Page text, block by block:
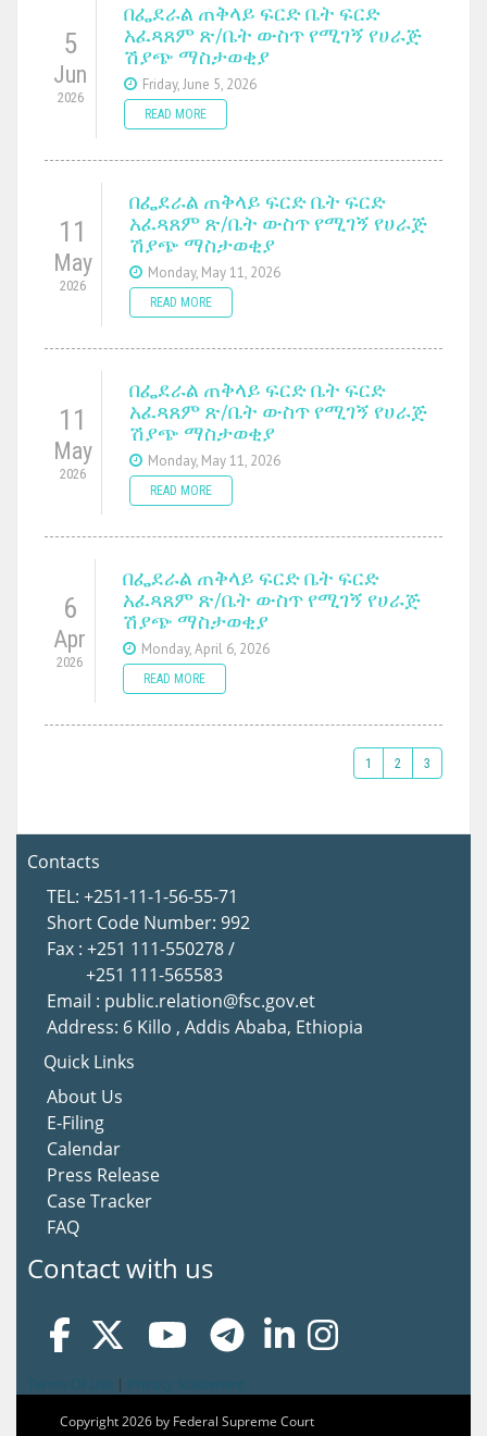
5
Jun
2026
በፌደራል ጠቅላይ ፍርድ ቤት ፍርድ
አፈጻጸም ጽ/ቤት ውስጥ የሚገኝ የሀራጅ
ሽያጭ ማስታወቂያ
Friday, June 5, 2026
READ MORE
11
May
2026
በፌደራል ጠቅላይ ፍርድ ቤት ፍርድ
አፈጻጸም ጽ/ቤት ውስጥ የሚገኝ የሀራጅ
ሽያጭ ማስታወቂያ
Monday, May 11, 2026
READ MORE
11
May
2026
በፌደራል ጠቅላይ ፍርድ ቤት ፍርድ
አፈጻጸም ጽ/ቤት ውስጥ የሚገኝ የሀራጅ
ሽያጭ ማስታወቂያ
Monday, May 11, 2026
READ MORE
6
Apr
2026
በፌደራል ጠቅላይ ፍርድ ቤት ፍርድ
አፈጻጸም ጽ/ቤት ውስጥ የሚገኝ የሀራጅ
ሽያጭ ማስታወቂያ
Monday, April 6, 2026
READ MORE
1 2 3
Contacts
TEL: +251-11-1-56-55-71
Short Code Number: 992
Fax : +251 111-550278 /
+251 111-565583
Email : public.relation@fsc.gov.et
Address: 6 Killo , Addis Ababa, Ethiopia
Quick Links
About Us
E-Filing
Calendar
Press Release
Case Tracker
FAQ
Contact with us
|
Copyright 2026 by Federal Supreme Court